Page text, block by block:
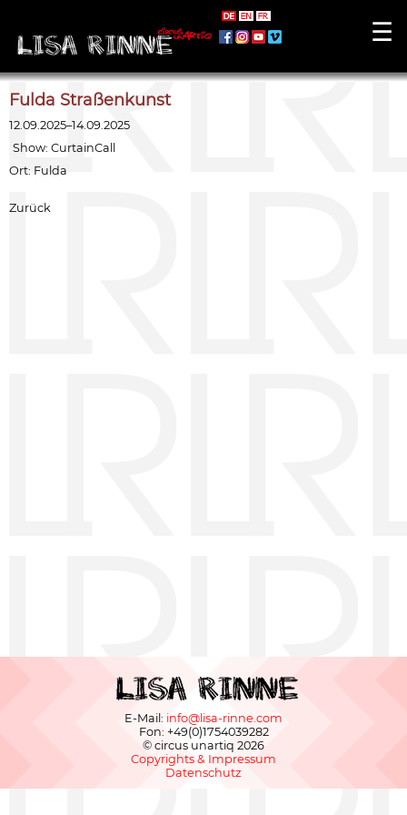
☰
Fulda Straßenkunst
12.09.2025–14.09.2025
Show:CurtainCall
Ort: Fulda
Zurück
E-Mail: info@lisa-rinne.com
Fon: +49(0)1754039282
© circus unartiq 2026
Navigation
überspringen
Copyrights & Impressum
Datenschutz